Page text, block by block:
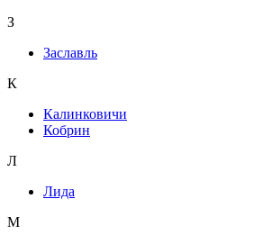
З
Заславль
К
Калинковичи
Кобрин
Л
Лида
М